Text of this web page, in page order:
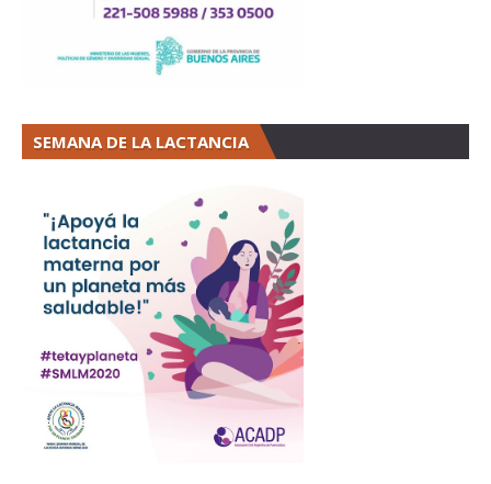
SEMANA DE LA LACTANCIA